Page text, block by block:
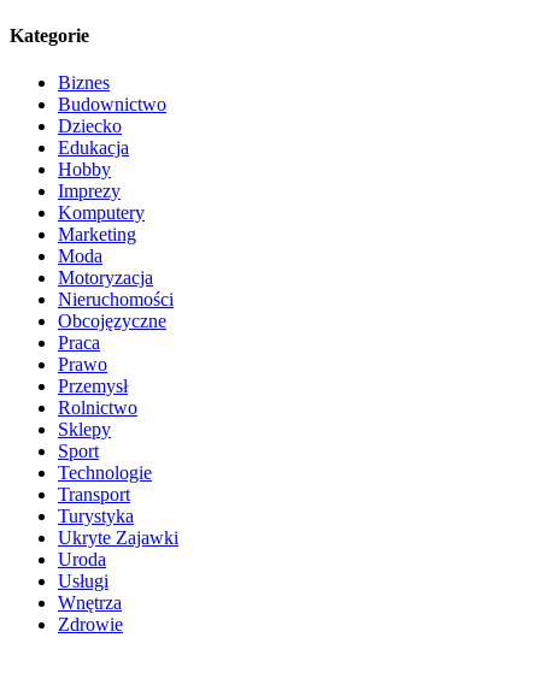
Kategorie
Biznes
Budownictwo
Dziecko
Edukacja
Hobby
Imprezy
Komputery
Marketing
Moda
Motoryzacja
Nieruchomości
Obcojęzyczne
Praca
Prawo
Przemysł
Rolnictwo
Sklepy
Sport
Technologie
Transport
Turystyka
Ukryte Zajawki
Uroda
Usługi
Wnętrza
Zdrowie